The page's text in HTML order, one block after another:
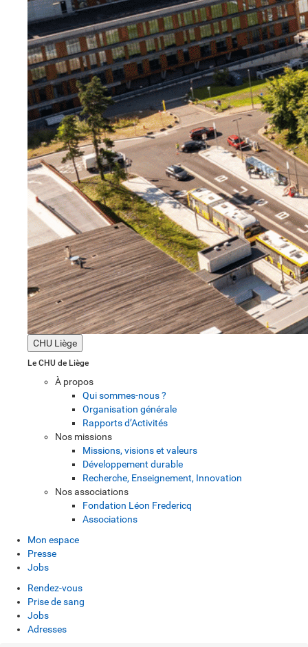
CHU Liège
Le CHU de Liège
À propos
Qui sommes-nous ?
Organisation générale
Rapports d’Activités
Nos missions
Missions, visions et valeurs
Développement durable
Recherche, Enseignement, Innovation
Nos associations
Fondation Léon Fredericq
Associations
Mon espace
Presse
Jobs
Rendez-vous
Prise de sang
Jobs
Adresses